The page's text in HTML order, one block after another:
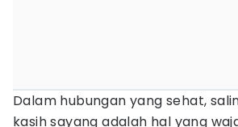
Dalam hubungan yang sehat,
kasih sayang adalah hal yang